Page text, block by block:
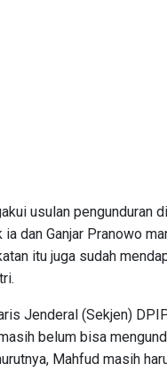
usulan pengunduran
dan Ganjar Pranowo
itu juga sudah
Jenderal (Sekjen)
belum bisa
Mahfud masih